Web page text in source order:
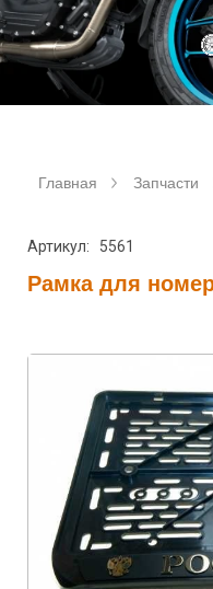
Главная Запчасти
Артикул: 5561
Рамка для